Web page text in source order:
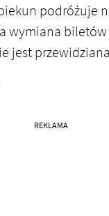
podróżuje
wymiana
jest
REKLAMA